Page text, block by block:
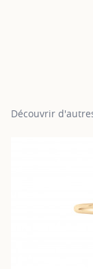
Découvrir